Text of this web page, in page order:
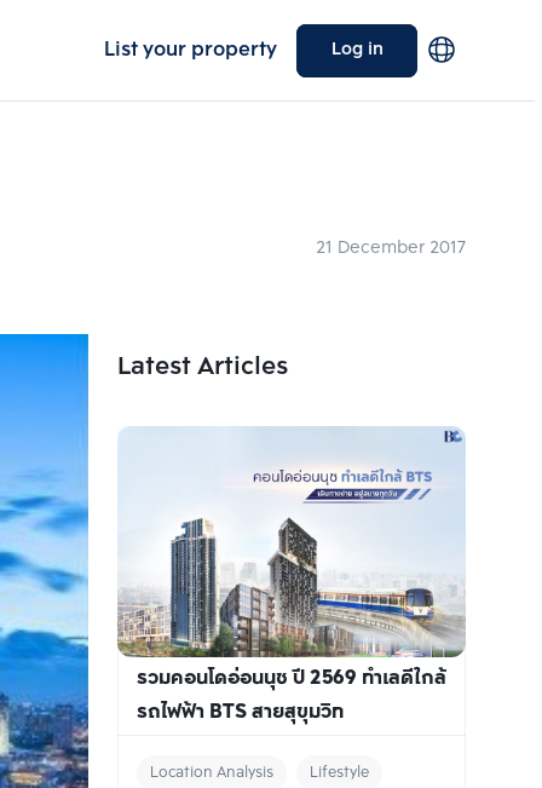
List your property Log in
21 December 2017
Latest Articles
รวมคอนโดอ่อนนุช ปี 2569 ทำเลดีใกล้
รถไฟฟ้า BTS สายสุขุมวิท
Location Analysis Lifestyle